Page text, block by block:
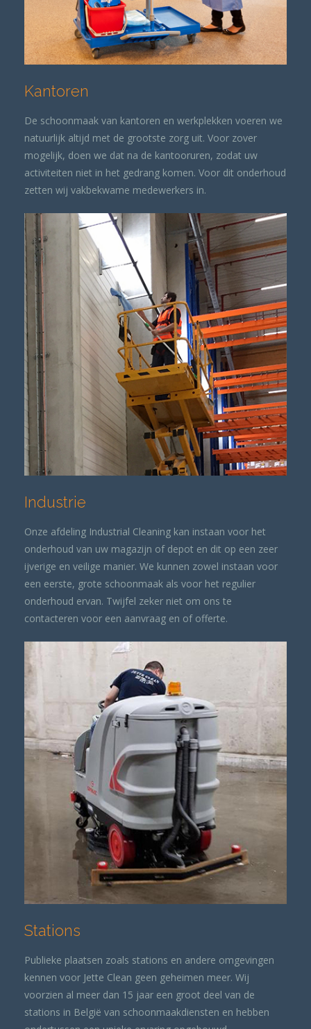
Kantoren
De schoonmaak van kantoren en werkplekken voeren we
natuurlijk altijd met de grootste zorg uit. Voor zover
mogelijk, doen we dat na de kantooruren, zodat uw
activiteiten niet in het gedrang komen. Voor dit onderhoud
zetten wij vakbekwame medewerkers in.
Industrie
Onze afdeling Industrial Cleaning kan instaan voor het
onderhoud van uw magazijn of depot en dit op een zeer
ijverige en veilige manier. We kunnen zowel instaan voor
een eerste, grote schoonmaak als voor het regulier
onderhoud ervan. Twijfel zeker niet om ons te
contacteren voor een aanvraag en of offerte.
Stations
Publieke plaatsen zoals stations en andere omgevingen
kennen voor Jette Clean geen geheimen meer. Wij
voorzien al meer dan 15 jaar een groot deel van de
stations in België van schoonmaakdiensten en hebben